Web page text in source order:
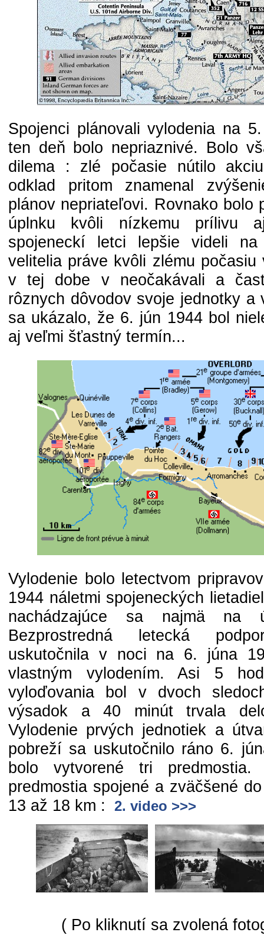
Spojenci plánovali vylodenia na
ten deň bolo nepriaznivé. Bolo
dilema : zlé počasie nútilo
odklad pritom znamenal
plánov nepriateľovi. Rovnako bolo
úplnku kvôli nízkemu prílivu
spojeneckí letci lepšie videli na
velitelia práve kvôli zlému počasiu
v tej dobe v neočakávali a
rôznych dôvodov svoje jednotky a
sa ukázalo, že 6. jún 1944 bol
aj veľmi šťastný termín...
Vylodenie bolo letectvom
1944 náletmi spojeneckých
nachádzajúce sa najmä na
Bezprostredná letecká
uskutočnila v noci na 6. júna
vlastným vylodením. Asi 5
vyloďovania bol v dvoch
výsadok a 40 minút trvala
Vylodenie prvých jednotiek a
pobreží sa uskutočnilo ráno 6.
bolo vytvorené tri
predmostia spojené a zväčšené
13 až 18 km :
2. video >>>
( Po kliknutí sa zvolená